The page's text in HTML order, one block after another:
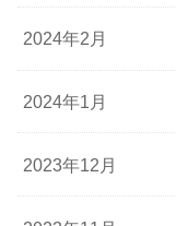
2024年2月
2024年1月
2023年12月